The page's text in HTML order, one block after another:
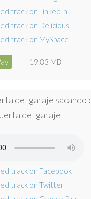
19.83 MB
del garaje sacando
del garaje